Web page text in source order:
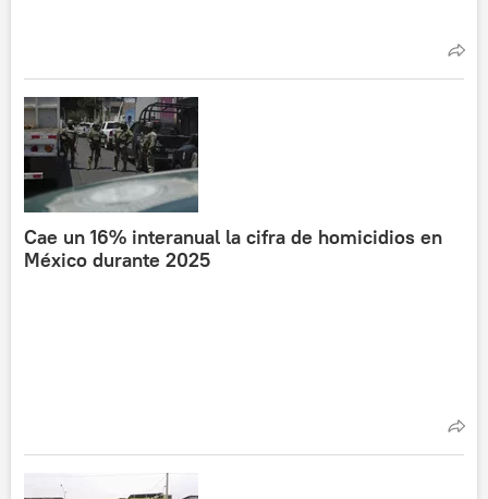
Cae un 16% interanual la cifra de homicidios en
México durante 2025